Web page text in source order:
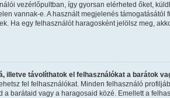
vezérlőpultban, így gyorsan elérheted őket,
vannak-e. A használt megjelenés támogatásától
Ha egy felhasználót haragosként jelölsz meg,
illetve távolíthatok el felhasználókat a barátok
fel felhasználókat. Minden felhasználó
a barátaid vagy a haragosaid közé. Emellett a